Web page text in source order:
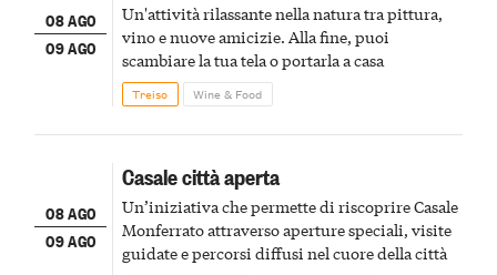
08 AGO
09 AGO
Un'attività rilassante nella natura tra pittura,
vino e nuove amicizie. Alla fine, puoi
scambiare la tua tela o portarla a casa
Treiso Wine & Food
08 AGO
09 AGO
Casale città aperta
Un’iniziativa che permette di riscoprire Casale
Monferrato attraverso aperture speciali, visite
guidate e percorsi diffusi nel cuore della città